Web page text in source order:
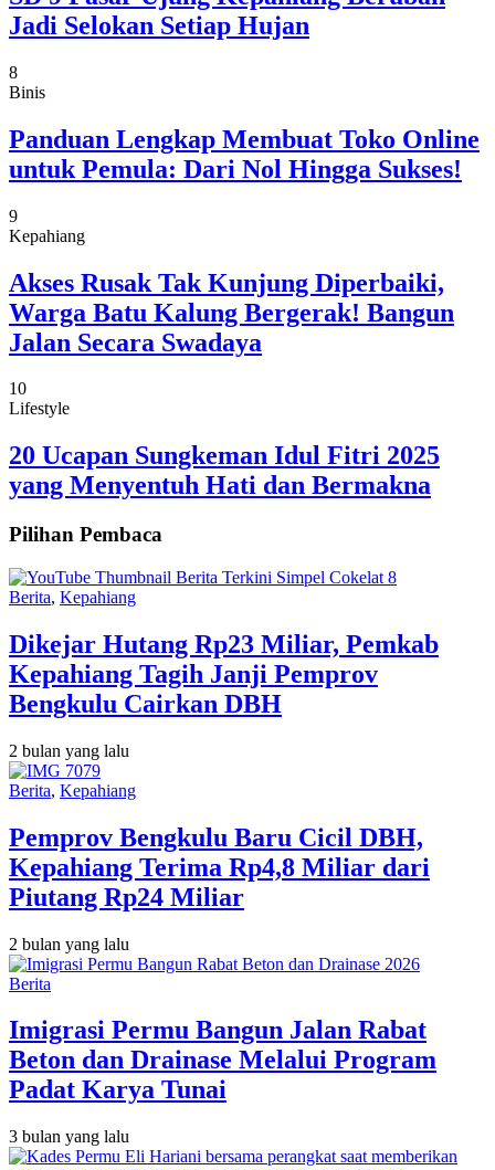
Jadi Selokan Setiap Hujan
8
Binis
Panduan Lengkap Membuat Toko Online
untuk Pemula: Dari Nol Hingga Sukses!
9
Kepahiang
Akses Rusak Tak Kunjung Diperbaiki,
Warga Batu Kalung Bergerak! Bangun
Jalan Secara Swadaya
10
Lifestyle
20 Ucapan Sungkeman Idul Fitri 2025
yang Menyentuh Hati dan Bermakna
Pilihan Pembaca
Berita, Kepahiang
Dikejar Hutang Rp23 Miliar, Pemkab
Kepahiang Tagih Janji Pemprov
Bengkulu Cairkan DBH
2 bulan yang lalu
Berita, Kepahiang
Pemprov Bengkulu Baru Cicil DBH,
Kepahiang Terima Rp4,8 Miliar dari
Piutang Rp24 Miliar
2 bulan yang lalu
Berita
Imigrasi Permu Bangun Jalan Rabat
Beton dan Drainase Melalui Program
Padat Karya Tunai
3 bulan yang lalu